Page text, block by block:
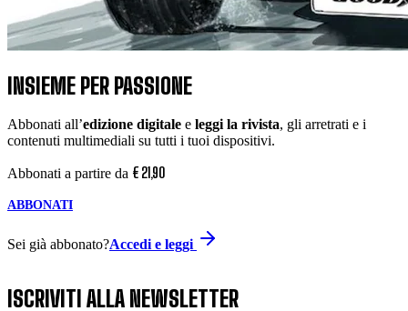
INSIEME PER PASSIONE
Abbonati all’edizione digitale e leggi la rivista, gli arretrati e i
contenuti multimediali su tutti i tuoi dispositivi.
Abbonati a partire da € 21,90
ABBONATI
Sei già abbonato?Accedi e leggi
ISCRIVITI ALLA NEWSLETTER